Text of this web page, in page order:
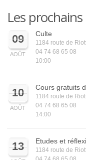
Les
09
AOÛT
Culte
1184 route de
04 74 68 65 08
10:00
10
AOÛT
Cours gratuits
1184 route de
04 74 68 65 08
14:00
13 Etudes et
1184 route de